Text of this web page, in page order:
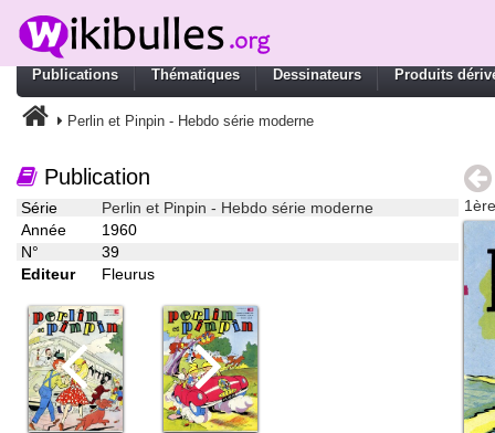
Publications Thématiques Dessinateurs Produits
Perlin et Pinpin - Hebdo série moderne
Publication
Série
Perlin et Pinpin - Hebdo série moderne
Année
1960
N°
39
Editeur
Fleurus